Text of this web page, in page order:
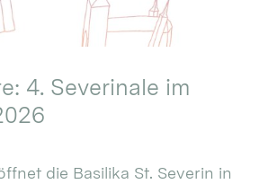
4. Severinale im
die Basilika St. Severin in